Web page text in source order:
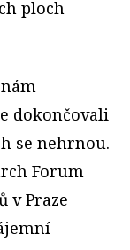
ploch
dokončovali
se nehrnou.
Forum
v Praze